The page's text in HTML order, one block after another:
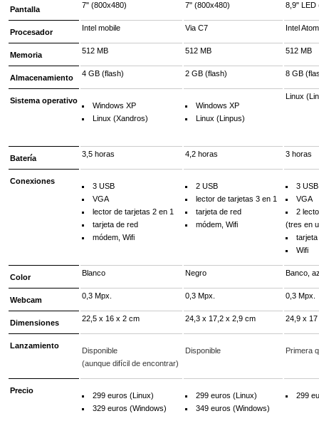
Pantalla 7" (800x480) 7" (800x480) 8,9" LED
Procesador Intel mobile Via C7 Intel
Memoria 512 MB 512 MB 512 MB
Almacenamiento 4 GB (flash) 2 GB (flash) 8 GB
Sistema operativo
Windows XP
Linux (Xandros)
Windows XP
Linux (Linpus)
Linux
Batería 3,5 horas 4,2 horas 3 horas
Conexiones
3 USB
VGA
lector de tarjetas 2 en 1
tarjeta de red
módem, Wifi
2 USB
lector de tarjetas 3 en 1
tarjeta de red
módem, Wifi
3 USB
VGA
2
(tres en
Wifi
Color Blanco Negro Banco,
Webcam 0,3 Mpx. 0,3 Mpx. 0,3 Mpx.
Dimensiones 22,5 x 16 x 2 cm 24,3 x 17,2 x 2,9 cm 24,9 x
Lanzamiento
Disponible
(aunque difícil de encontrar)
Disponible Primera
Precio
299 euros (Linux)
329 euros (Windows)
299 euros (Linux)
349 euros (Windows)
299